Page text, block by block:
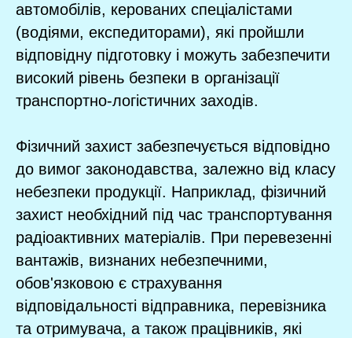
автомобілів, керованих спеціалістами
(водіями, експедиторами), які пройшли
відповідну підготовку і можуть забезпечити
високий рівень безпеки в організації
транспортно-логістичних заходів.
Фізичний захист забезпечується відповідно
до вимог законодавства, залежно від класу
небезпеки продукції. Наприклад, фізичний
захист необхідний під час транспортування
радіоактивних матеріалів. При перевезенні
вантажів, визнаних небезпечними,
обов'язковою є страхування
відповідальності відправника, перевізника
та отримувача, а також працівників, які